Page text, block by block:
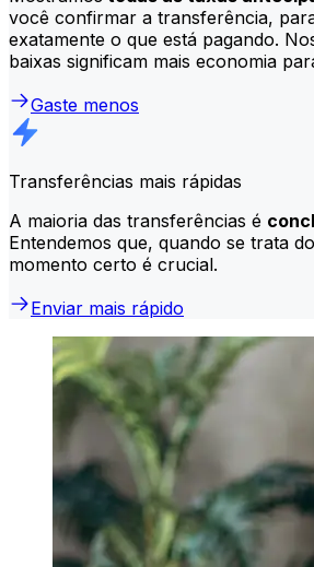
você confirmar a transferência,
exatamente o que está pagando.
baixas significam mais economia
Gaste menos
Transferências mais rápidas
A maioria das transferências é
Entendemos que, quando se trata
momento certo é crucial.
Enviar mais rápido